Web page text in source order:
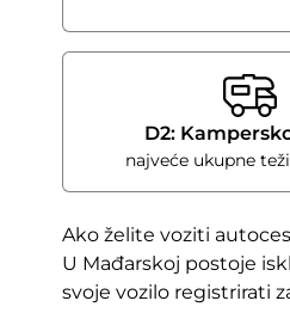
Ako želite voziti
U Mađarskoj postoje
svoje vozilo registrirati
D2:
najveće ukupne